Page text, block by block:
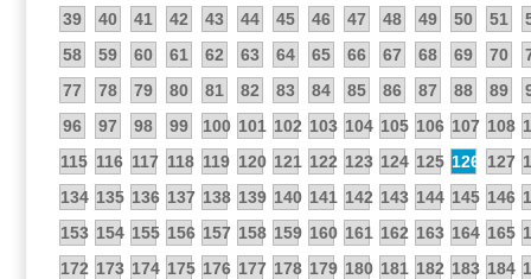
39
40 41 42 43 44 45 46 47 48 49 50 51
58
59 60 61 62 63 64 65 66 67 68 69 70
77
78 79 80 81 82 83 84 85 86 87 88 89
96
97 98 99 100 101 102 103 104 105 106 107 108
115 116 117 118 119 120 121 122 123 124 125 126 127
134 135 136 137 138 139 140 141 142 143 144 145 146
153 154 155 156 157 158 159 160 161 162 163 164 165
172 173 174 175 176 177 178 179 180 181 182 183 184